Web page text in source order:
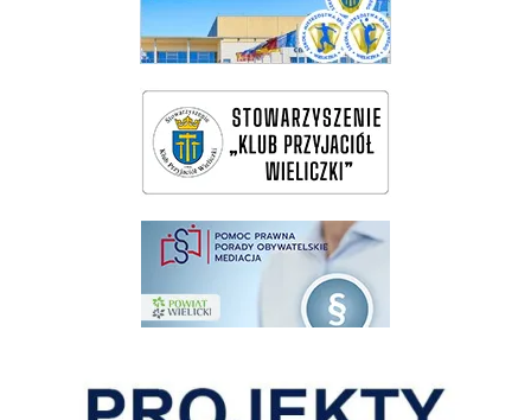
wieliczka-wieliczanie na bis
pomoc prawna wieliczka